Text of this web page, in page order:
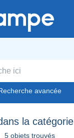
avancée
la catégorie
5 objets trouvés